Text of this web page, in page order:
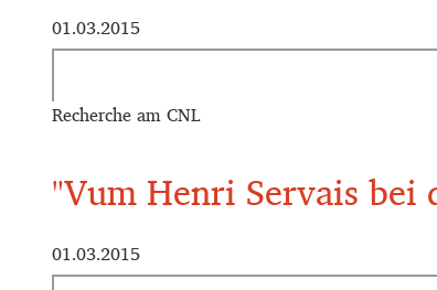
01.03.2015
Recherche am CNL
"Vum Henri Servais bei
01.03.2015